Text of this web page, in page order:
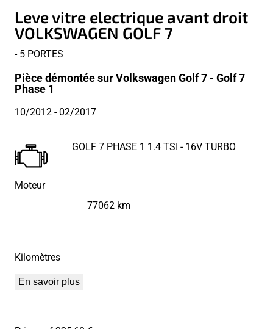
Leve vitre electrique avant droit
VOLKSWAGEN GOLF 7
- 5 PORTES
Pièce démontée sur Volkswagen Golf 7 - Golf 7
Phase 1
10/2012 - 02/2017
Moteur
GOLF 7 PHASE 1 1.4 TSI - 16V TURBO
Kilomètres
77062 km
En savoir plus